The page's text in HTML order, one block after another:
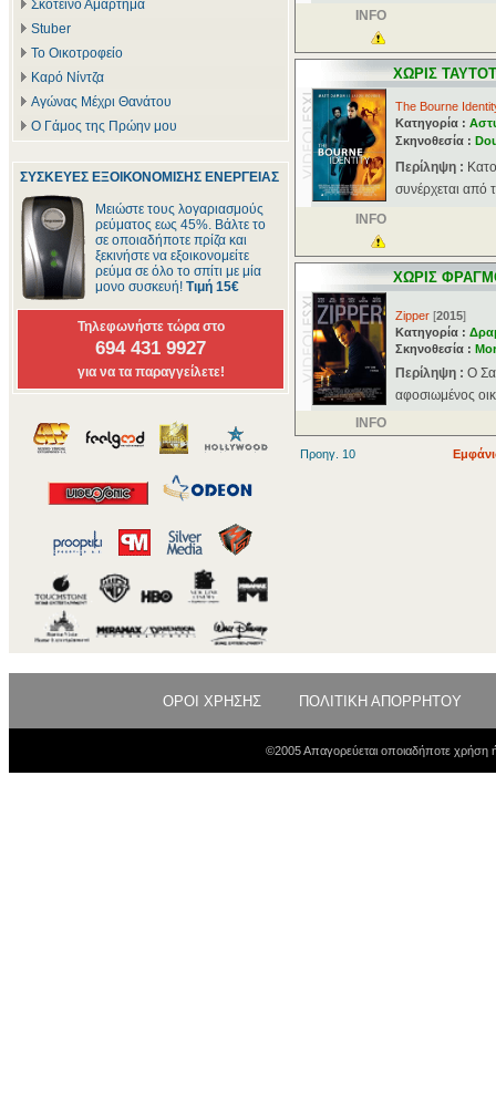
Σκοτεινό Αμάρτημα
Stuber
Το Οικοτροφείο
Καρό Νίντζα
Αγώνας Μέχρι Θανάτου
Ο Γάμος της Πρώην μου
ΣΥΣΚΕΥΕΣ ΕΞΟΙΚΟΝΟΜΙΣΗΣ ΕΝΕΡΓΕΙΑΣ
Μειώστε τους λογαριασμούς
ρεύματος εως 45%. Βάλτε το
σε οποιαδήποτε πρίζα και
ξεκινήστε να εξοικονομείτε
ρεύμα σε όλο το σπίτι με μία
μονο συσκευή! Τιμή 15€
Τηλεφωνήστε τώρα στο
694 431 9927
για να τα παραγγείλετε!
INFO
ΧΩΡΙΣ
The Bourne
Κατηγορία :
Σκηνοθεσία :
Περίληψη :
συνέρχεται από
INFO
ΧΩΡΙΣ
Zipper [2015]
Κατηγορία :
Σκηνοθεσία :
Περίληψη : Ο
αφοσιωμένος
INFO
Προηγ. 10
ΟΡΟΙ ΧΡΗΣΗΣ ΠΟΛΙΤΙΚΗ ΑΠΟΡΡΗΤΟΥ
©2005 Απαγορεύεται οποιαδήποτε χρήση